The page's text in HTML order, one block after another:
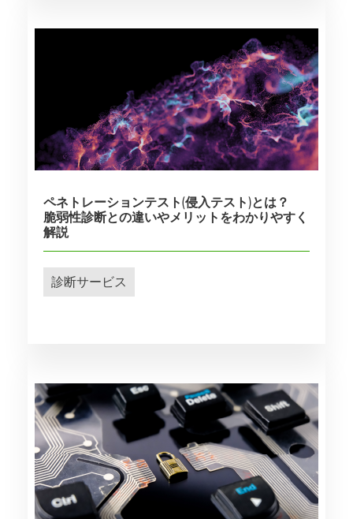
ペネトレーションテスト(侵入テスト)とは？
脆弱性診断との違いやメリットをわかりやすく
解説
診断サービス